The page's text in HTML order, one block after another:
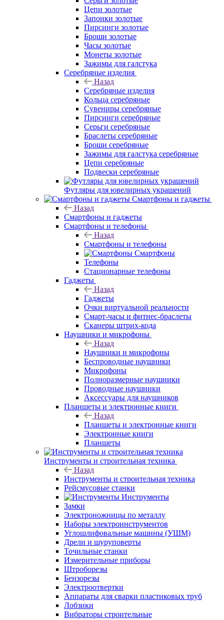
Цепи золотые
Запонки золотые
Пирсинги золотые
Броши золотые
Часы золотые
Монеты золотые
Зажимы для галстука
Серебряные изделия
Назад
Серебряные изделия
Кольца серебряные
Сувениры серебряные
Пирсинги серебряные
Серьги серебряные
Браслеты серебряные
Броши серебряные
Зажимы для галстука серебряные
Цепи серебряные
Подвески серебряные
Футляры для ювелирных украшений
Смартфоны и гаджеты
Назад
Смартфоны и гаджеты
Смартфоны и телефоны
Назад
Смартфоны и телефоны
Смартфоны
Телефоны
Стационарные телефоны
Гаджеты
Назад
Гаджеты
Очки виртуальной реальности
Смарт-часы и фитнес-браслеты
Сканеры штрих-кода
Наушники и микрофоны
Назад
Наушники и микрофоны
Беспроводные наушники
Микрофоны
Полноразмерные наушники
Проводные наушники
Аксессуары для наушников
Планшеты и электронные книги
Назад
Планшеты и электронные книги
Электронные книги
Планшеты
Инструменты и строительная техника
Назад
Инструменты и строительная техника
Рейсмусовые станки
Инструменты
Замки
Электроножницы по металлу
Наборы электроинструментов
Углошлифовальные машины (УШМ)
Дрели и шуруповерты
Точильные станки
Измерительные приборы
Штроборезы
Бензорезы
Электроотвертки
Аппараты для сварки пластиковых труб
Лобзики
Вибраторы строительные